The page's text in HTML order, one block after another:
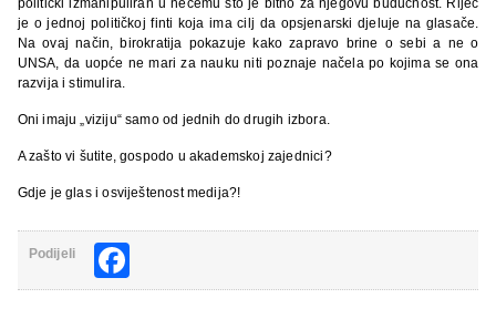
je o jednoj političkoj finti koja ima cilj da opsjenarski djeluje na glasače.
Na ovaj način, birokratija pokazuje kako zapravo brine o sebi a ne o
UNSA, da uopće ne mari za nauku niti poznaje načela po kojima se ona
razvija i stimulira.
Oni imaju „viziju“ samo od jednih do drugih izbora.
A zašto vi šutite, gospodo u akademskoj zajednici?
Gdje je glas i osviještenost medija?!
Podijeli